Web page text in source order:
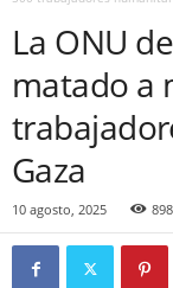
La ONU
matado a
Gaza
10 agosto, 2025 898